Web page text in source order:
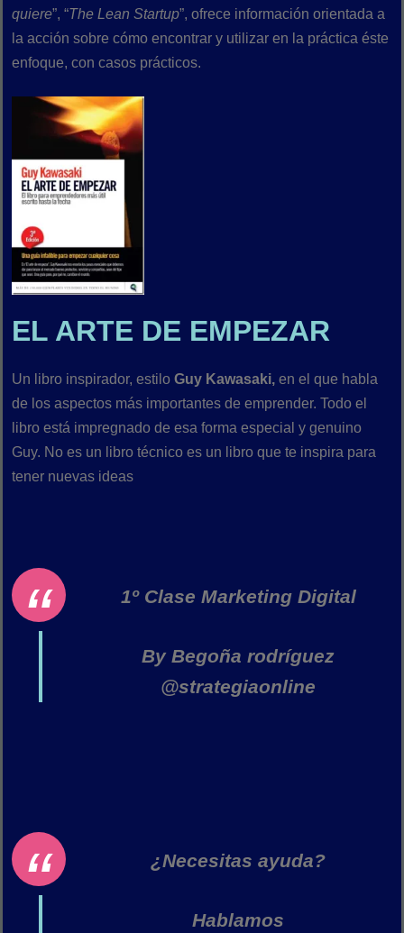
quiere”, “The Lean Startup”, ofrece información orientada a
la acción sobre cómo encontrar y utilizar en la práctica éste
enfoque, con casos prácticos.
EL ARTE DE EMPEZAR
Un libro inspirador, estilo Guy Kawasaki, en el que habla
de los aspectos más importantes de emprender. Todo el
libro está impregnado de esa forma especial y genuino
Guy. No es un libro técnico es un libro que te inspira para
tener nuevas ideas
1º Clase Marketing Digital
By Begoña rodríguez
@strategiaonline
¿Necesitas ayuda?
Hablamos